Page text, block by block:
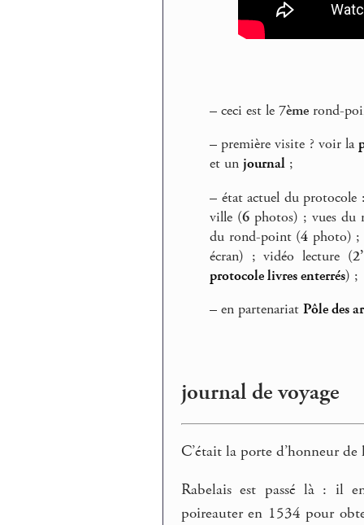
– ceci est le 7ème rond-
– première visite ? voir la
et un journal ;
– état actuel du protocole
ville (6photos) ; vues du
du rond-point (4 photo) ;
écran) ; vidéo lecture (
protocole livres enterrés) ;
– en partenariat Pôle des
journal de voyage
C’était la porte d’honneur
Rabelais est passé là : il
poireauter en 1534 pour